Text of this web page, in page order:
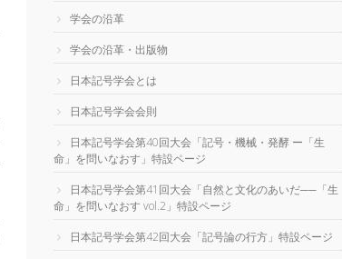
学会の沿革
学会の沿革・出版物
日本記号学会とは
日本記号学会会則
日本記号学会第40回大会「記号・機械・発酵 ー「生
命」を問いなおす」特設ページ
日本記号学会第41回大会「自然と文化のあいだ──「生
命」を問いなおす vol.2」特設ページ
日本記号学会第42回大会「記号論の行方」特設ページ